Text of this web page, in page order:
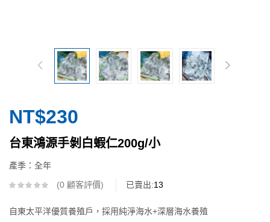
NT$230
台東鴻源手剝白蝦仁200g/小
產季：全年
0 顧客評價 已賣出:13
自東太平洋優質養殖戶，採用純淨海水+深層海水養殖